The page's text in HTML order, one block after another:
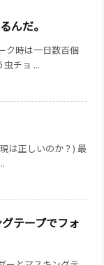
んだ。
ク時は一日数百個
チョ ...
は正しいのか？) 最
テープでフォ